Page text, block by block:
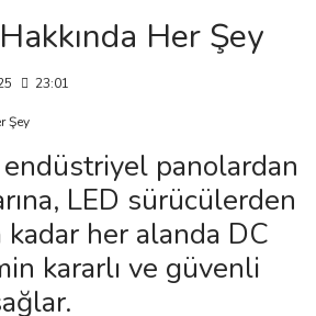
Her Şey
23:01
panolardan
LED sürücülerden
kadar her alanda DC
kararlı ve güvenli